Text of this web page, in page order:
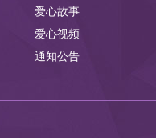
爱心故事
爱心视频
通知公告